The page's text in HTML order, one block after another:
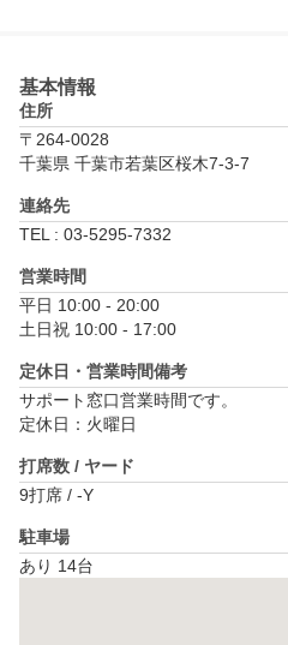
基本情報
住所
〒264-0028
千葉県 千葉市若葉区桜木7-3-7
連絡先
TEL : 03-5295-7332
営業時間
平日 10:00 - 20:00
土日祝 10:00 - 17:00
定休日・営業時間備考
サポート窓口営業時間です。
定休日：火曜日
打席数 / ヤード
9打席 / -Y
駐車場
あり 14台